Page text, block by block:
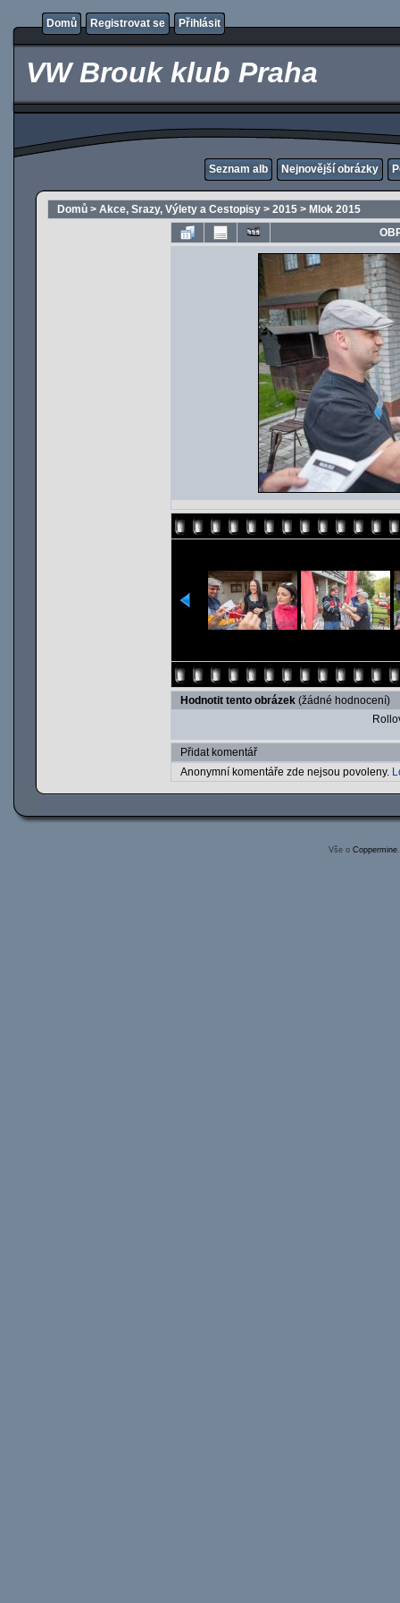
Domů Registrovat se Přihlásit
VW Brouk klub Praha
Seznam alb Nejnovější obrázky
Domů > Akce, Srazy, Výlety a Cestopisy > 2015 > Mlok 2015
Hodnotit tento obrázek (žádné hodnocení)
Přidat komentář
Anonymní komentáře zde nejsou povoleny.
Vše o Coppermine